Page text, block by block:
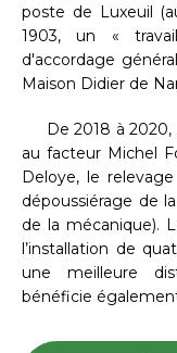
poste de Luxeuil
1903, un «
d'accordage
Maison Didier de
De 2018 à 2020,
au facteur Michel
Deloye, le
dépoussiérage de
de la mécanique).
l’installation de
une meilleure
bénéficie